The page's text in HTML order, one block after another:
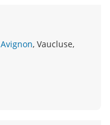
Avignon, Vaucluse,